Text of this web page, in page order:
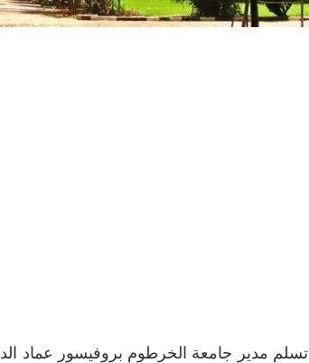
تسلم مدير جامعة الخرطوم بروفيسور عماد